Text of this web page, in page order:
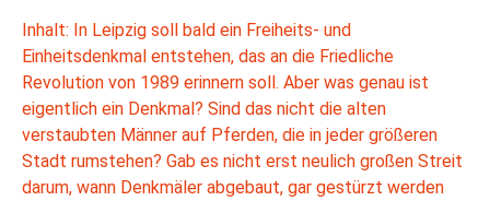
Inhalt: In Leipzig soll bald ein Freiheits- und
Einheitsdenkmal entstehen, das an die Friedliche
Revolution von 1989 erinnern soll. Aber was genau ist
eigentlich ein Denkmal? Sind das nicht die alten
verstaubten Männer auf Pferden, die in jeder größeren
Stadt rumstehen? Gab es nicht erst neulich großen Streit
darum, wann Denkmäler abgebaut, gar gestürzt werden